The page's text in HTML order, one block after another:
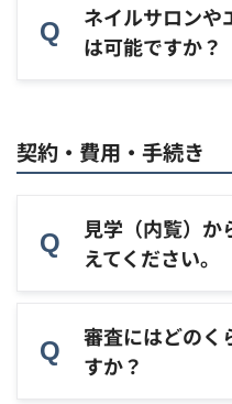
ネイルサロンや
は可能ですか？
契約・費用・手続き
見学（内覧）
えてください。
審査にはどのく
すか？